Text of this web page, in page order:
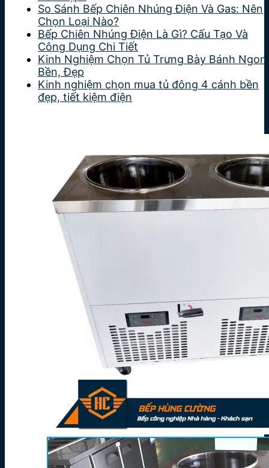
So Sánh Bếp Chiên Nhúng Điện Và Gas: Nên
Chọn Loại Nào?
Bếp Chiên Nhúng Điện Là Gì? Cấu Tạo Và
Công Dụng Chi Tiết
Kinh Nghiệm Chọn Tủ Trưng Bày Bánh Ngon,
Bền, Đẹp
Kinh nghiệm chọn mua tủ đông 4 cánh bền
đẹp, tiết kiệm điện